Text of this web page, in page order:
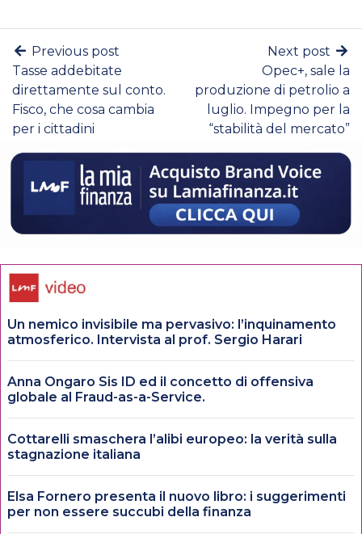
Previous post
Tasse addebitate
direttamente sul conto.
Fisco, che cosa cambia
per i cittadini
Next post
Opec+, sale la
produzione di petrolio a
luglio. Impegno per la
“stabilità del mercato”
Un nemico invisibile ma pervasivo: l’inquinamento
atmosferico. Intervista al prof. Sergio Harari
Anna Ongaro Sis ID ed il concetto di offensiva
globale al Fraud-as-a-Service.
Cottarelli smaschera l’alibi europeo: la verità sulla
stagnazione italiana
Elsa Fornero presenta il nuovo libro: i suggerimenti
per non essere succubi della finanza